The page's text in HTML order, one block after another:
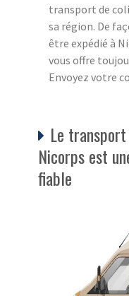
transport de
sa région. De
être expédié à
vous offre
Envoyez votre
Le
Nicorps est
fiable